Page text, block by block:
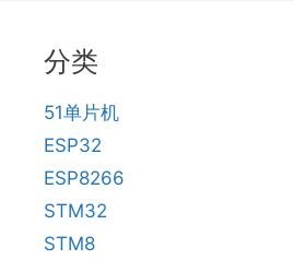
分类
51单片机
ESP32
ESP8266
STM32
STM8